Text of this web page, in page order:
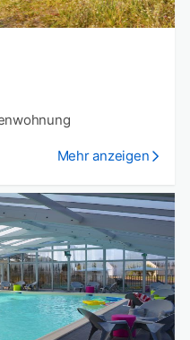
Mehr anzeigen